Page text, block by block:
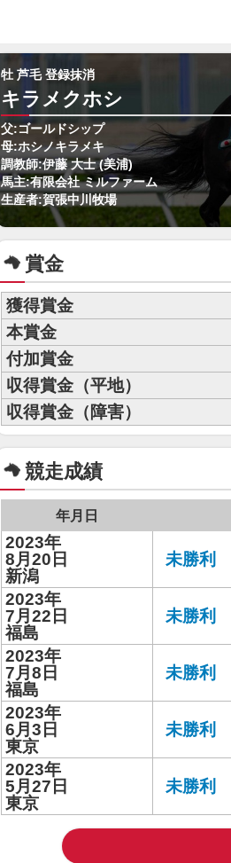
牡 芦毛 登録抹消
キラメクホシ
父:ゴールドシップ
母:ホシノキラメキ
調教師:伊藤 大士 (美浦)
馬主:有限会社 ミルファーム
生産者:賀張中川牧場
賞金
獲得賞金
本賞金
付加賞金
収得賞金（平地）
収得賞金（障害）
競走成績
年月日
2023年
8月20日
新潟
未勝利
2023年
7月22日
福島
未勝利
2023年
7月8日
福島
未勝利
2023年
6月3日
東京
未勝利
2023年
5月27日
東京
未勝利